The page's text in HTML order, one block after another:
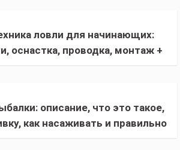
ловли для начинающих:
оснастка, проводка, монтаж +
описание, что это такое,
как насаживать и правильно